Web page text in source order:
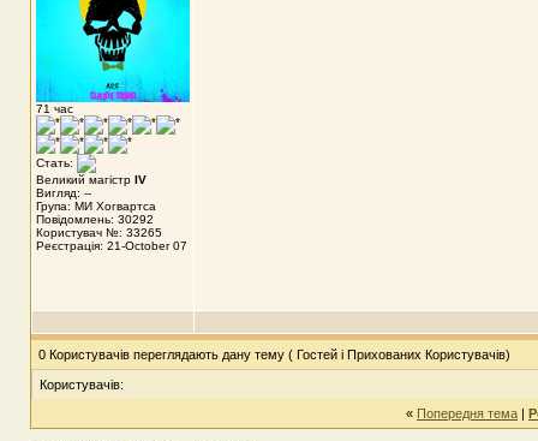
71 час
Стать:
Великий магістр IV
Вигляд: --
Група: МИ Хогвартса
Повідомлень: 30292
Користувач №: 33265
Реєстрація: 21-October 07
0 Користувачів переглядають дану тему ( Гостей і Прихованих Користувачів)
Користувачів:
« Попередня тема |